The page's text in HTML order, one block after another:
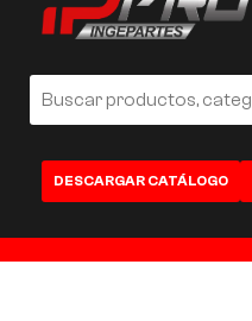
DESCARGAR CATÁLOGO